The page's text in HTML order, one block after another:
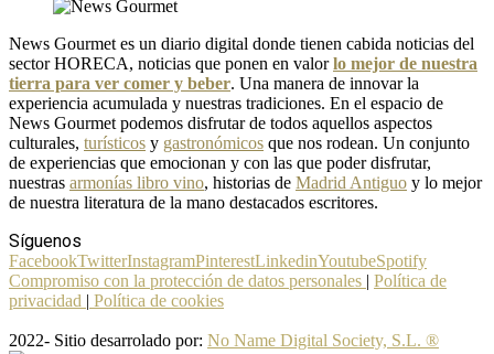
News Gourmet es un diario digital donde tienen cabida noticias del
sector HORECA, noticias que ponen en valorlo mejor de nuestra
tierra para ver comer y beber. Una manera de innovar la
experiencia acumulada y nuestras tradiciones. En el espacio de
News Gourmet podemos disfrutar de todos aquellos aspectos
culturales, turísticos y gastronómicos que nos rodean. Un conjunto
de experiencias que emocionan y con las que poder disfrutar,
nuestras armonías libro vino, historias de Madrid Antiguo y lo mejor
de nuestra literatura de la mano destacados escritores.
Síguenos
FacebookTwitterInstagramPinterestLinkedinYoutubeSpotify
Compromiso con la protección de datos personales | Política de
privacidad | Política de cookies
2022- Sitio desarrolado por: No Name Digital Society, S.L. ®